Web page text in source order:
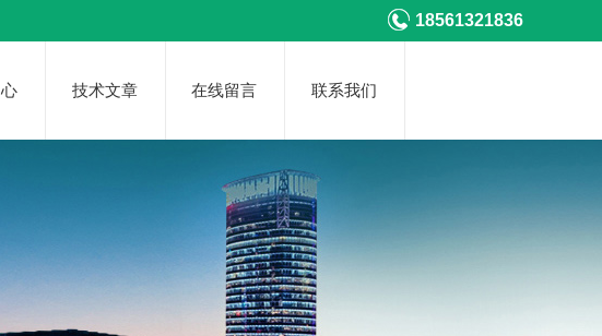
18561321836
技术文章 在线留言 联系我们